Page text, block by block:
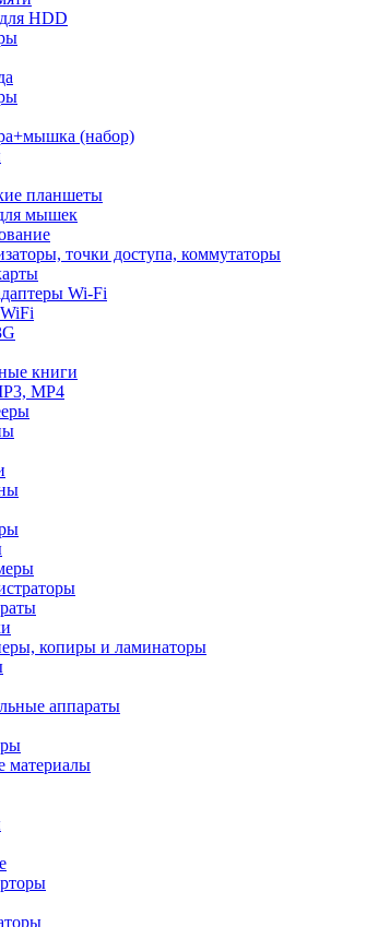
HDD
(набор)
планшеты
мышек
точки доступа, коммутаторы
Wi-Fi
книги
MP4
копиры и ламинаторы
аппараты
материалы